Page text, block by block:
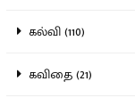
கல்வி (110)
கவிதை (21)